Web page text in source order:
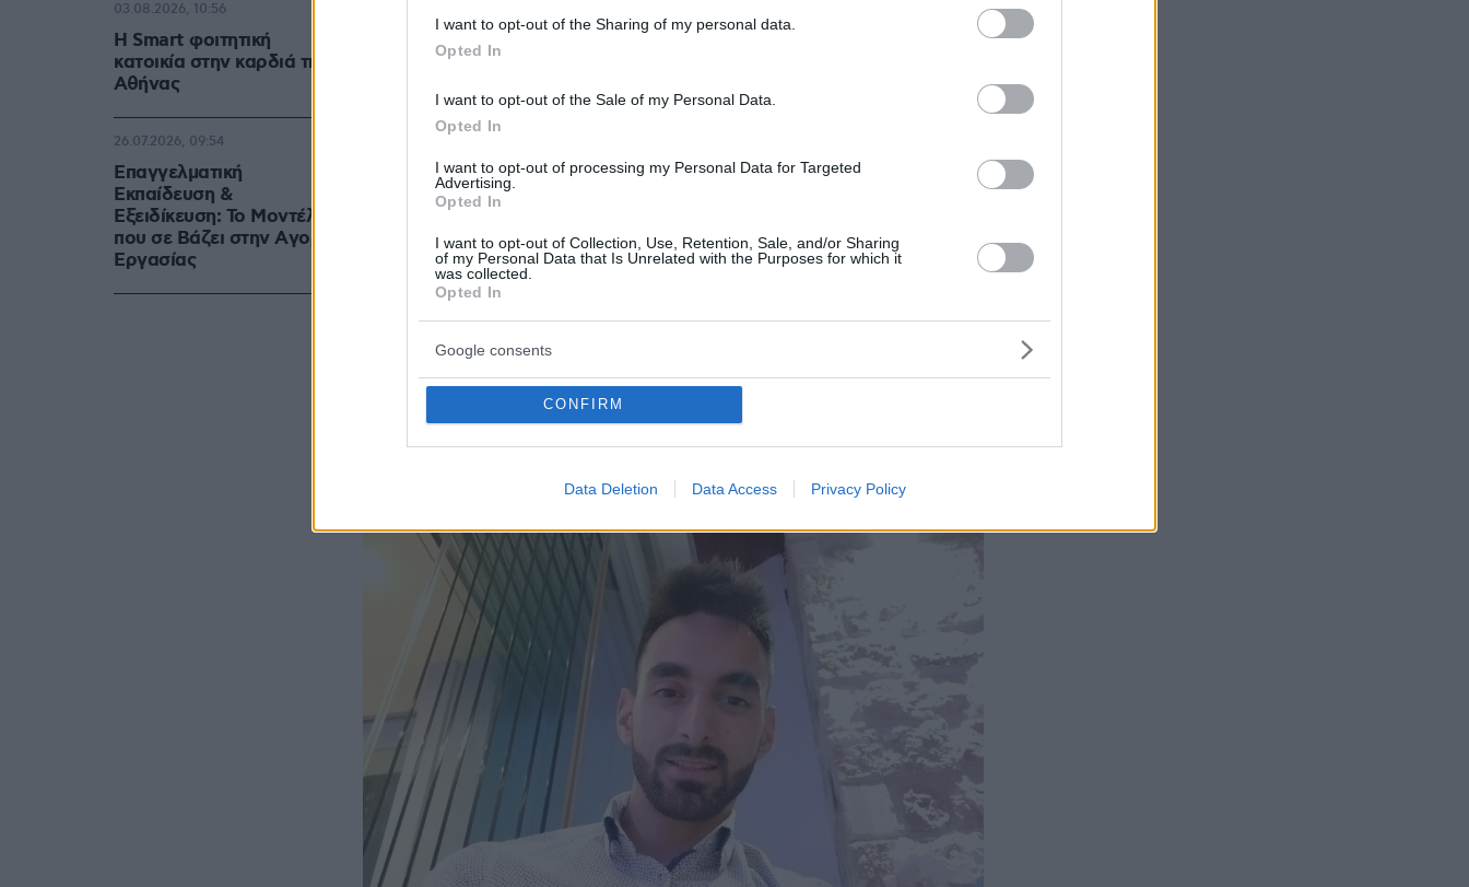
I want to opt-out of the Sharing of my personal data.
Opted In
I want to opt-out of the Sale of my Personal Data.
Opted In
I want to opt-out of processing my Personal Data for Targeted
Advertising.
Opted In
I want to opt-out of Collection, Use, Retention, Sale, and/or Sharing
of my Personal Data that Is Unrelated with the Purposes for which it
was collected.
Opted In
Google consents
CONFIRM
Data Deletion Data Access Privacy Policy
Η Smart φοιτητική
κατοικία στην καρδιά της
Αθήνας
03.08.2026, 10:56
Επαγγελματική
Εκπαίδευση &
Εξειδίκευση: Το Mοντέλο
που σε Bάζει στην Aγορά
Eργασίας
26.07.2026, 09:54